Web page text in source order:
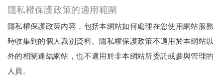
隱私權保護政策的適用範圍
隱私權保護政策內容，包括本網站如何處理在您使用網站服務
時收集到的個人識別資料。隱私權保護政策不適用於本網站以
外的相關連結網站，也不適用於非本網站所委託或參與管理的
人員。